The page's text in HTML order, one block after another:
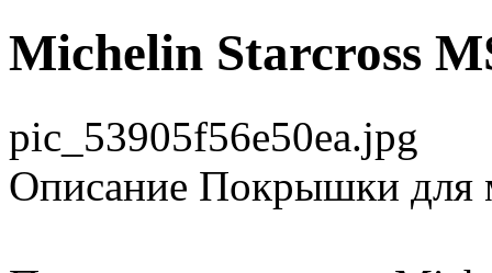
Michelin Starcross
pic_53905f56e50ea.jpg
Описание Покрышки для